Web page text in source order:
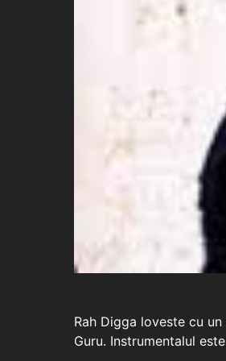
Rah Digga loveste cu
Guru. Instrumentalul